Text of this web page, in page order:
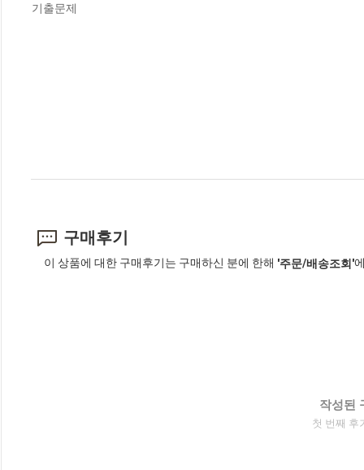
기출문제
구매후기
이 상품에 대한 구매후기는 구매하신 분에 한해 '주문/배송조회'
작성된
첫 번째 후